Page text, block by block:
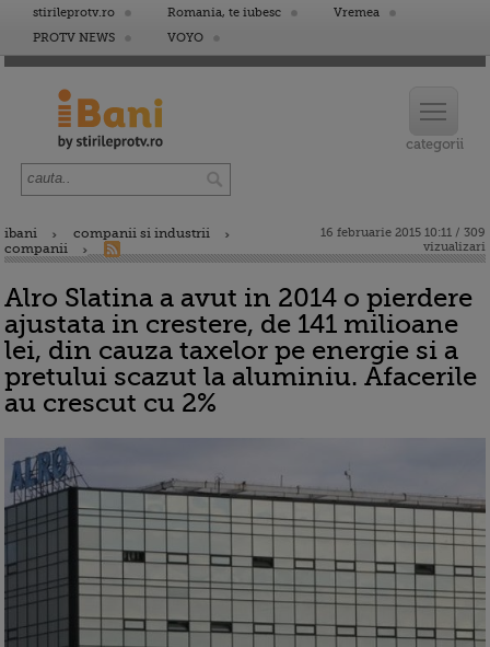
stirileprotv.ro Romania, te iubesc
Vremea
PROTV NEWS
VOYO
ibani
companii si industrii
companii
16 februarie 2015 10:11 / 309
vizualizari
Alro Slatina a avut in 2014 o pierdere
ajustata in crestere, de 141 milioane
lei, din cauza taxelor pe energie si a
pretului scazut la aluminiu. Afacerile
au crescut cu 2%